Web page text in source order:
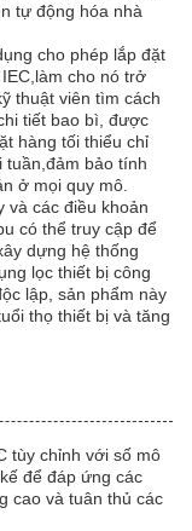
tự động hóa nhà
cho phép lắp đặt
cho nó trở
thuật viên tìm cách
tiết bao bì, được
hàng tối thiểu chỉ
tuần,đảm bảo tính
ở mọi quy mô.
và các điều khoản
có thể truy cập để
dựng hệ thống
lọc thiết bị công
lập, sản phẩm này
thọ thiết bị và tăng
tùy chỉnh với số mô
để đáp ứng các
cao và tuân thủ các